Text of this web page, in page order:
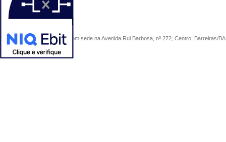
COMERCIAL SÃO PAULO, com sede na Avenida Rui Barbosa, nº 272, Centro, Barreiras/